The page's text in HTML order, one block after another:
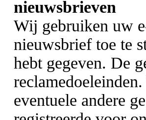
nieuwsbrieven
Wij gebruiken uw
nieuwsbrief toe te
hebt gegeven. De
eventuele andere